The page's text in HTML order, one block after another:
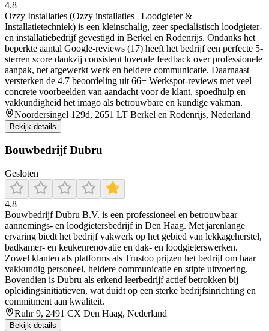
4.8
Ozzy Installaties (Ozzy installaties | Loodgieter &
Installatietechniek) is een kleinschalig, zeer specialistisch loodgieter-
en installatiebedrijf gevestigd in Berkel en Rodenrijs. Ondanks het
beperkte aantal Google-reviews (17) heeft het bedrijf een perfecte 5-
sterren score dankzij consistent lovende feedback over professionele
aanpak, net afgewerkt werk en heldere communicatie. Daarnaast
versterken de 4.7 beoordeling uit 66+ Werkspot-reviews met veel
concrete voorbeelden van aandacht voor de klant, spoedhulp en
vakkundigheid het imago als betrouwbare en kundige vakman.
Noordersingel 129d, 2651 LT Berkel en Rodenrijs, Nederland
Bekijk details
Bouwbedrijf Dubru
Gesloten
4.8
Bouwbedrijf Dubru B.V. is een professioneel en betrouwbaar
aannemings- en loodgietersbedrijf in Den Haag. Met jarenlange
ervaring biedt het bedrijf vakwerk op het gebied van lekkageherstel,
badkamer- en keukenrenovatie en dak- en loodgieterswerken.
Zowel klanten als platforms als Trustoo prijzen het bedrijf om haar
vakkundig personeel, heldere communicatie en stipte uitvoering.
Bovendien is Dubru als erkend leerbedrijf actief betrokken bij
opleidingsinitiatieven, wat duidt op een sterke bedrijfsinrichting en
commitment aan kwaliteit.
Ruhr 9, 2491 CX Den Haag, Nederland
Bekijk details